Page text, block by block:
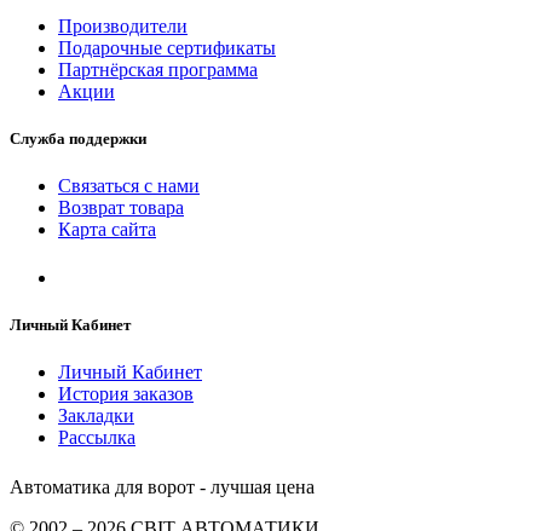
Производители
Подарочные сертификаты
Партнёрская программа
Акции
Служба поддержки
Связаться с нами
Возврат товара
Карта сайта
Личный Кабинет
Личный Кабинет
История заказов
Закладки
Рассылка
Автоматика для ворот - лучшая цена